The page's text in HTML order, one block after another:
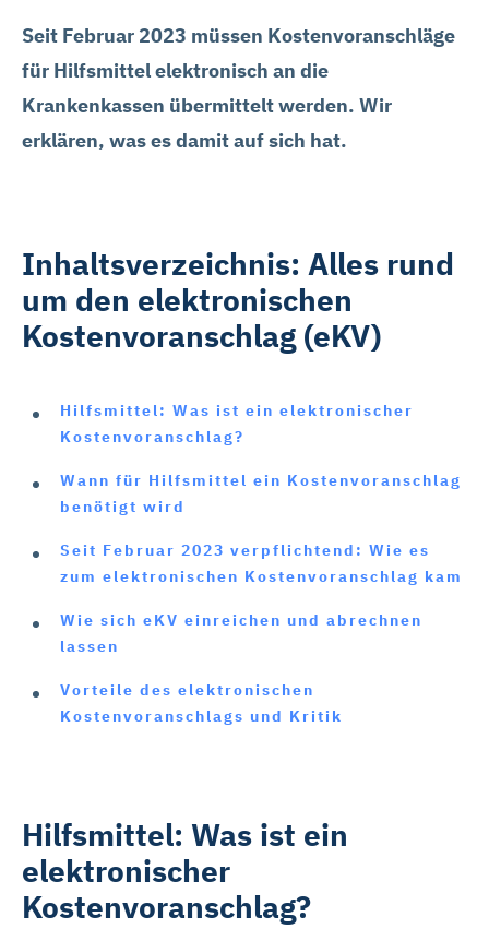
Seit Februar 2023 müssen Kostenvoranschläge
für Hilfsmittel elektronisch an die
Krankenkassen übermittelt werden. Wir
erklären, was es damit auf sich hat.
Inhaltsverzeichnis: Alles rund
um den elektronischen
Kostenvoranschlag (eKV)
Hilfsmittel: Was ist ein elektronischer
Kostenvoranschlag?
Wann für Hilfsmittel ein Kostenvoranschlag
benötigt wird
Seit Februar 2023 verpflichtend: Wie es
zum elektronischen Kostenvoranschlag kam
Wie sich eKV einreichen und abrechnen
lassen
Vorteile des elektronischen
Kostenvoranschlags und Kritik
Hilfsmittel: Was ist ein
elektronischer
Kostenvoranschlag?